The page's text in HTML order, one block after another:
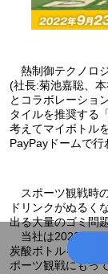
熱制御テクノロ
(社長:菊池嘉聡、
とコラボレーショ
タイルを推奨する
考えてマイボトル
PayPayドームで
スポーツ観戦時
ドリンクがぬるく
出る大量のゴミ問
当社は2022年1
炭酸ボトルを発売
ポーツ観戦にもっ